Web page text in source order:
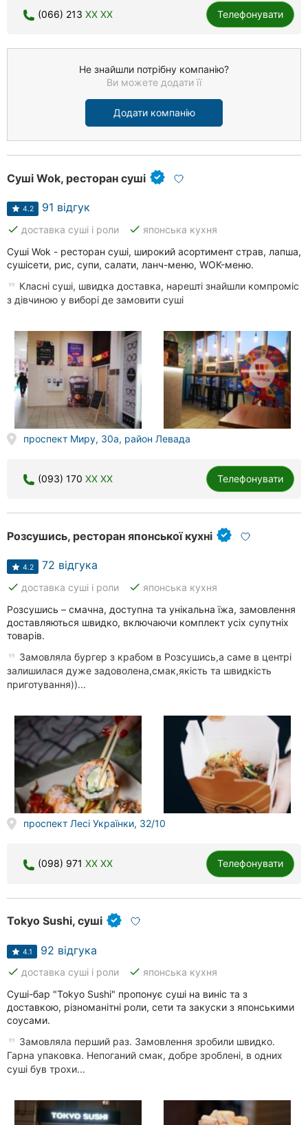
(066) 213 XX XX Телефонувати
Не знайшли потрібну компанію?
Ви можете додати її
Додати компанію
Суші Wok, ресторан суші
4.2 91 відгук
done доставка суші і роли done японська кухня
Суші Wok - ресторан суші, широкий асортимент страв, лапша,
сушісети, рис, супи, салати, ланч-меню, WOK-меню.
Класні суші, швидка доставка, нарешті знайшли компроміс
з дівчиною у виборі де замовити суші
проспект Миру, 30а, район Левада
(093) 170 XX XX Телефонувати
Розсушись, ресторан японської кухні
4.2 72 відгука
done доставка суші і роли done японська кухня
Розсушись – смачна, доступна та унікальна їжа, замовлення
доставляються швидко, включаючи комплект усіх супутніх
товарів.
Замовляла бургер з крабом в Розсушись,а саме в центрі
залишилася дуже задоволена,смак,якість та швидкість
приготування))...
проспект Лесі Українки, 32/10
(098) 971 XX XX Телефонувати
Tokyo Sushi, суші
4.1 92 відгука
done доставка суші і роли done японська кухня
Суші-бар "Tokyo Sushi" пропонує суші на виніс та з
доставкою, різноманітні роли, сети та закуски з японськими
соусами.
Замовляла перший раз. Замовлення зробили швидко.
Гарна упаковка. Непоганий смак, добре зроблені, в одних
суші був трохи...